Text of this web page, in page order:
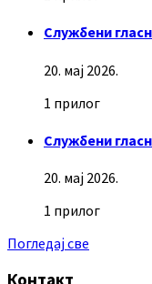
Службени
20. мај 2026.
1 прилог
Службени
20. мај 2026.
1 прилог
Погледај све